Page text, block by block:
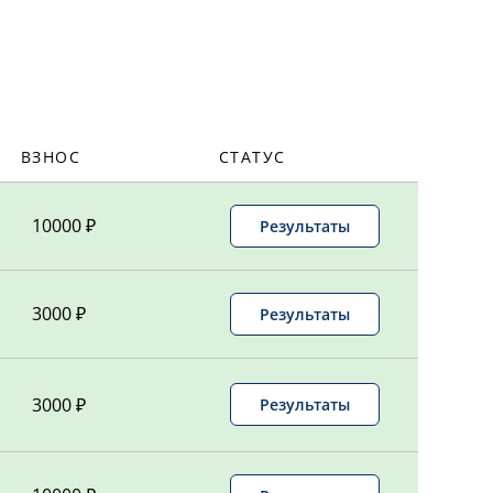
122,00
133,00
- -
-
ВЗНОС СТАТУС
10000 ₽ Результаты
3000 ₽ Результаты
3000 ₽ Результаты